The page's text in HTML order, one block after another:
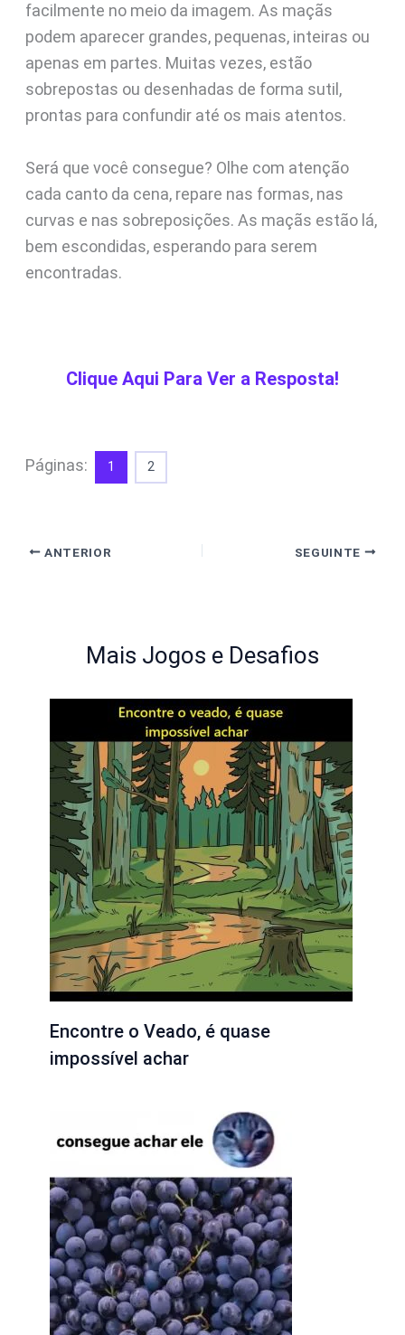
facilmente no meio da imagem. As maçãs
podem aparecer grandes, pequenas, inteiras ou
apenas em partes. Muitas vezes, estão
sobrepostas ou desenhadas de forma sutil,
prontas para confundir até os mais atentos.
Será que você consegue? Olhe com atenção
cada canto da cena, repare nas formas, nas
curvas e nas sobreposições. As maçãs estão lá,
bem escondidas, esperando para serem
encontradas.
Clique Aqui Para Ver a Resposta!
Páginas: 1 2
ANTERIOR SEGUINTE
Mais Jogos e Desafios
Encontre o Veado, é quase
impossível achar